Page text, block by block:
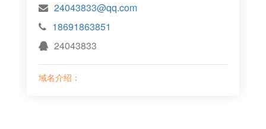
24043833@qq.com
18691863851
24043833
域名介绍：